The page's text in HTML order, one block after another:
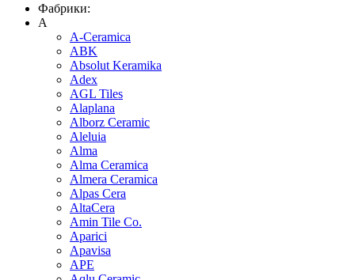
Фабрики:
A
A-Ceramica
ABK
Absolut Keramika
Adex
AGL Tiles
Alaplana
Alborz Ceramic
Aleluia
Alma
Alma Ceramica
Almera Ceramica
Alpas Cera
AltaCera
Amin Tile Co.
Aparici
Apavisa
APE